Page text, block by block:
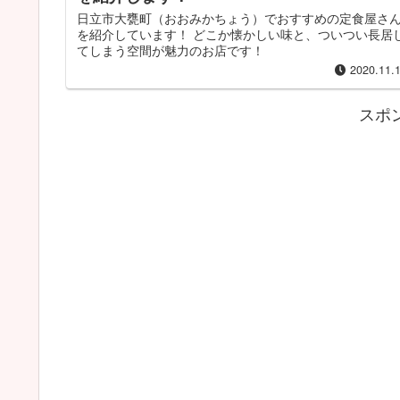
日立市大甕町（おおみかちょう）でおすすめの定食屋さん
を紹介しています！ どこか懐かしい味と、ついつい長居
てしまう空間が魅力のお店です！
スポ